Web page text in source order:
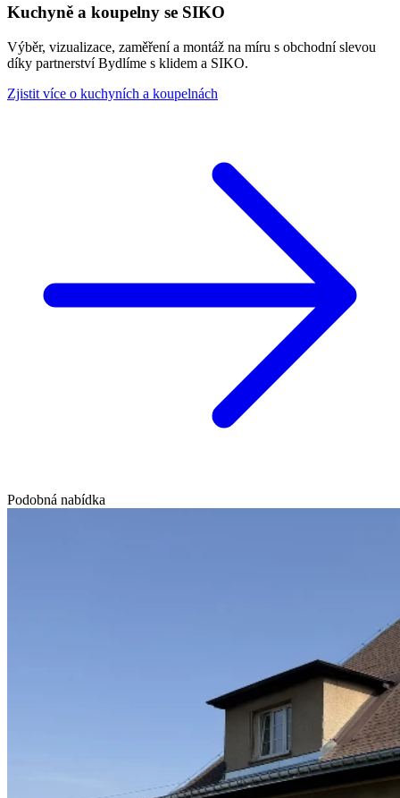
Kuchyně a koupelny se SIKO
Výběr, vizualizace, zaměření a montáž na míru s obchodní slevou
díky partnerství Bydlíme s klidem a SIKO.
Zjistit více o kuchyních a koupelnách
Podobná nabídka